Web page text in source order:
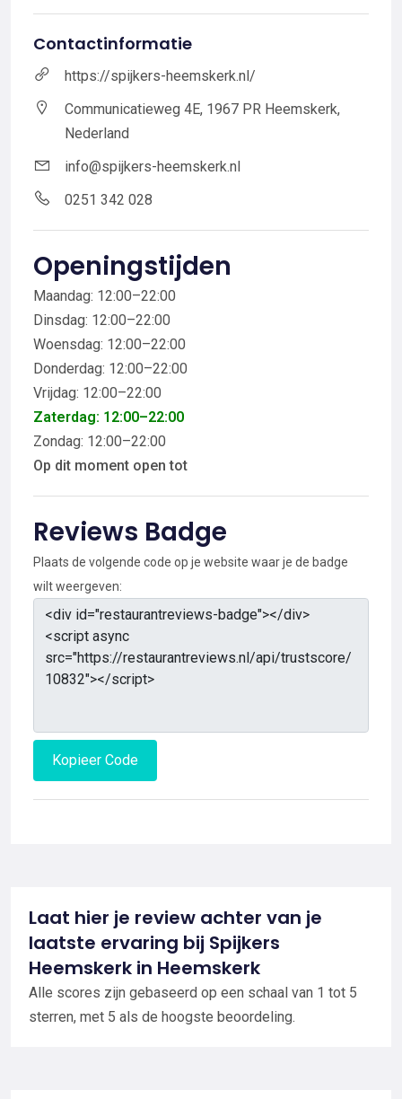
Contactinformatie
https://spijkers-heemskerk.nl/
Communicatieweg 4E, 1967 PR Heemskerk,
Nederland
info@spijkers-heemskerk.nl
0251 342 028
Openingstijden
Maandag: 12:00–22:00
Dinsdag: 12:00–22:00
Woensdag: 12:00–22:00
Donderdag: 12:00–22:00
Vrijdag: 12:00–22:00
Zaterdag: 12:00–22:00
Zondag: 12:00–22:00
Op dit moment open tot
Reviews Badge
Plaats de volgende code op je website waar je de badge
wilt weergeven:
Kopieer Code
Laat hier je review achter van je
laatste ervaring bij Spijkers
Heemskerk in Heemskerk
Alle scores zijn gebaseerd op een schaal van 1 tot 5
sterren, met 5 als de hoogste beoordeling.